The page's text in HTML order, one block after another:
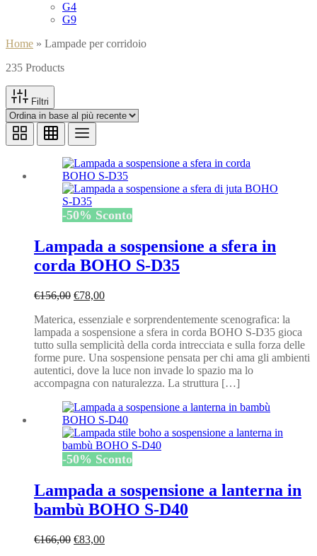
G4
G9
Home » Lampade per corridoio
235 Products
Filtri
-50% Sconto
Lampada a sospensione a sfera in
corda BOHO S-D35
€156,00 Il
originale
era:
€156,00.
€78,00Il
attuale
è:
€78,00.
Materica, essenziale e sorprendentemente scenografica: la
lampada a sospensione a sfera in corda BOHO S-D35 gioca
tutto sulla semplicità della corda intrecciata e sulla forza delle
forme pure. Una sospensione pensata per chi ama gli ambienti
autentici, dove la luce non invade lo spazio ma lo
accompagna con naturalezza. La struttura […]
-50% Sconto
Lampada a sospensione a lanterna in
bambù BOHO S-D40
€166,00 Il
€83,00Il